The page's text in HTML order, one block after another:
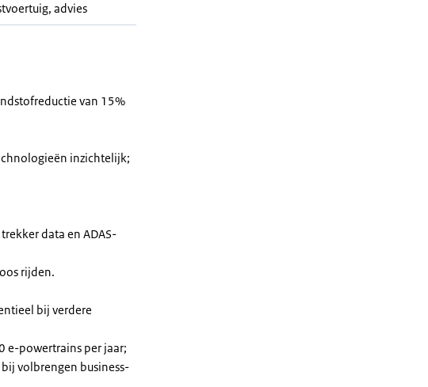
advies
van 15%
inzichtelijk;
data en ADAS-
rijden.
bij verdere
e-powertrains per jaar;
volbrengen business-